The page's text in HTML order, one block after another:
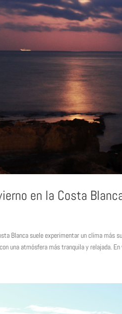
en la Costa
Blanca suele experimentar un clima más
una atmósfera más tranquila y relajada.